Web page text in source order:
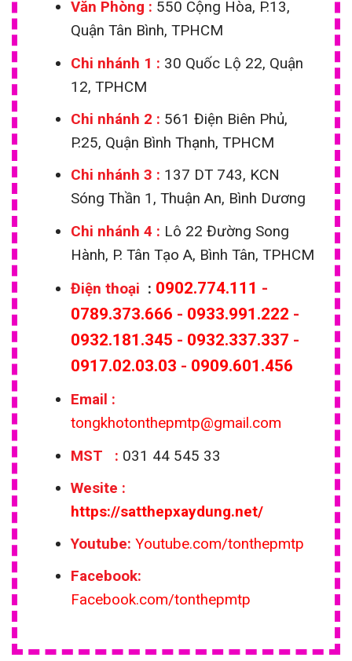
Văn Phòng : 550 Cộng Hòa, P.13,
Quận Tân Bình, TPHCM
Chi nhánh 1 : 30 Quốc Lộ 22, Quận
12, TPHCM
Chi nhánh 2 : 561 Điện Biên Phủ,
P.25, Quận Bình Thạnh, TPHCM
Chi nhánh 3 : 137 DT 743, KCN
Sóng Thần 1, Thuận An, Bình Dương
Chi nhánh 4 : Lô 22 Đường Song
Hành, P. Tân Tạo A, Bình Tân, TPHCM
Điện thoại : 0902.774.111 -
0789.373.666 - 0933.991.222 -
0932.181.345 - 0932.337.337 -
0917.02.03.03 - 0909.601.456
Email :
tongkhotonthepmtp@gmail.com
MST : 031 44 545 33
Wesite :
https://satthepxaydung.net/
Youtube: Youtube.com/tonthepmtp
Facebook:
Facebook.com/tonthepmtp